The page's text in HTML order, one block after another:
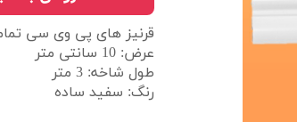
قرنیز های پی وی سی
عرض: 10 سانتی متر
طول شاخه: 3 متر
رنگ: سفید ساده